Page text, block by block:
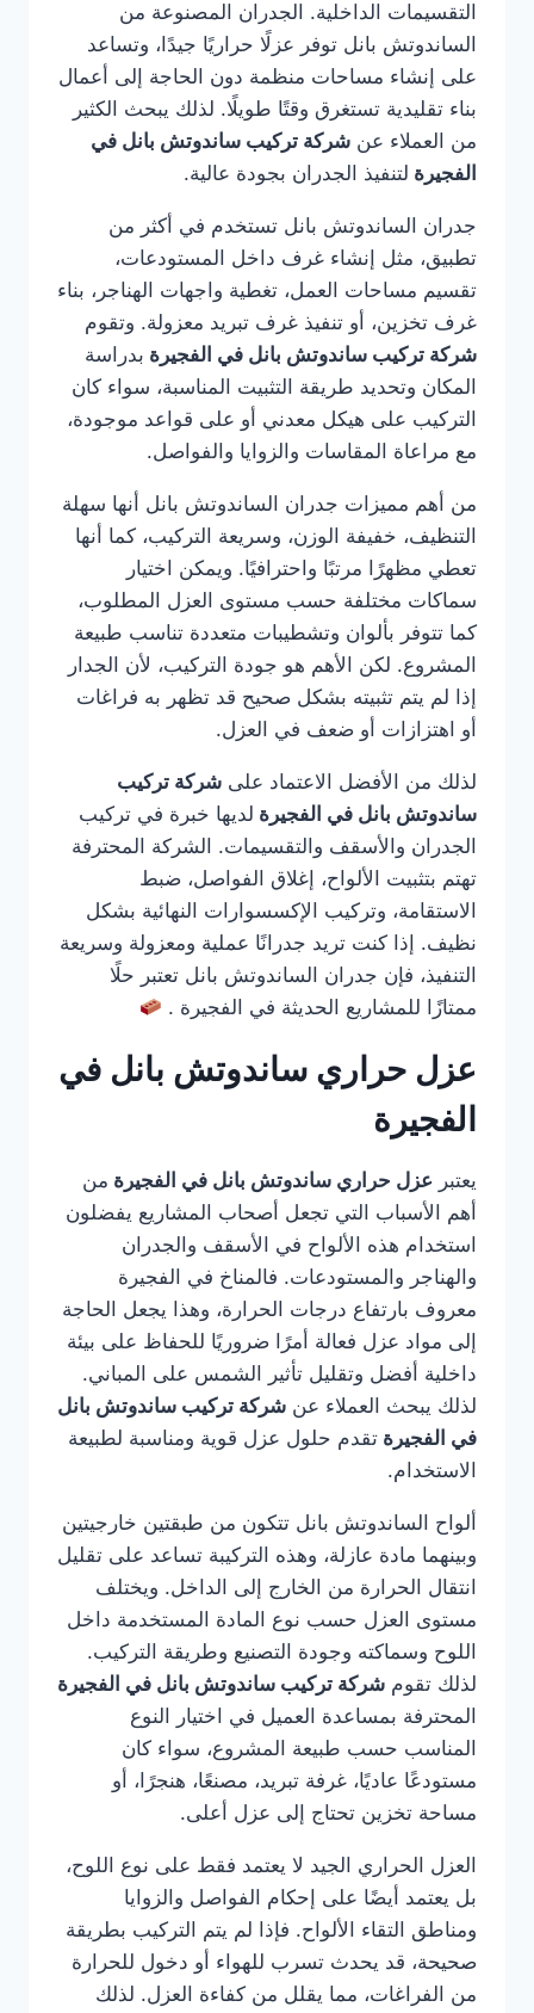
التقسيمات الداخلية. الجدران المصنوعة من
الساندوتش بانل توفر عزلًا حراريًا جيدًا، وتساعد
على إنشاء مساحات منظمة دون الحاجة إلى أعمال
بناء تقليدية تستغرق وقتًا طويلًا. لذلك يبحث الكثير
من العملاء عن شركة تركيب ساندوتش بانل في
الفجيرة لتنفيذ الجدران بجودة عالية.
جدران الساندوتش بانل تستخدم في أكثر من
تطبيق، مثل إنشاء غرف داخل المستودعات،
تقسيم مساحات العمل، تغطية واجهات الهناجر، بناء
غرف تخزين، أو تنفيذ غرف تبريد معزولة. وتقوم
شركة تركيب ساندوتش بانل في الفجيرة بدراسة
المكان وتحديد طريقة التثبيت المناسبة، سواء كان
التركيب على هيكل معدني أو على قواعد موجودة،
مع مراعاة المقاسات والزوايا والفواصل.
من أهم مميزات جدران الساندوتش بانل أنها سهلة
التنظيف، خفيفة الوزن، وسريعة التركيب، كما أنها
تعطي مظهرًا مرتبًا واحترافيًا. ويمكن اختيار
سماكات مختلفة حسب مستوى العزل المطلوب،
كما تتوفر بألوان وتشطيبات متعددة تناسب طبيعة
المشروع. لكن الأهم هو جودة التركيب، لأن الجدار
إذا لم يتم تثبيته بشكل صحيح قد تظهر به فراغات
أو اهتزازات أو ضعف في العزل.
لذلك من الأفضل الاعتماد على شركة تركيب
ساندوتش بانل في الفجيرة لديها خبرة في تركيب
الجدران والأسقف والتقسيمات. الشركة المحترفة
تهتم بتثبيت الألواح، إغلاق الفواصل، ضبط
الاستقامة، وتركيب الإكسسوارات النهائية بشكل
نظيف. إذا كنت تريد جدرانًا عملية ومعزولة وسريعة
التنفيذ، فإن جدران الساندوتش بانل تعتبر حلًا
ممتازًا للمشاريع الحديثة في الفجيرة .
عزل حراري ساندوتش بانل في
الفجيرة
يعتبر عزل حراري ساندوتش بانل في الفجيرة من
أهم الأسباب التي تجعل أصحاب المشاريع يفضلون
استخدام هذه الألواح في الأسقف والجدران
والهناجر والمستودعات. فالمناخ في الفجيرة
معروف بارتفاع درجات الحرارة، وهذا يجعل الحاجة
إلى مواد عزل فعالة أمرًا ضروريًا للحفاظ على بيئة
داخلية أفضل وتقليل تأثير الشمس على المباني.
لذلك يبحث العملاء عن شركة تركيب ساندوتش بانل
في الفجيرة تقدم حلول عزل قوية ومناسبة لطبيعة
الاستخدام.
ألواح الساندوتش بانل تتكون من طبقتين خارجيتين
وبينهما مادة عازلة، وهذه التركيبة تساعد على تقليل
انتقال الحرارة من الخارج إلى الداخل. ويختلف
مستوى العزل حسب نوع المادة المستخدمة داخل
اللوح وسماكته وجودة التصنيع وطريقة التركيب.
لذلك تقوم شركة تركيب ساندوتش بانل في الفجيرة
المحترفة بمساعدة العميل في اختيار النوع
المناسب حسب طبيعة المشروع، سواء كان
مستودعًا عاديًا، غرفة تبريد، مصنعًا، هنجرًا، أو
مساحة تخزين تحتاج إلى عزل أعلى.
العزل الحراري الجيد لا يعتمد فقط على نوع اللوح،
بل يعتمد أيضًا على إحكام الفواصل والزوايا
ومناطق التقاء الألواح. فإذا لم يتم التركيب بطريقة
صحيحة، قد يحدث تسرب للهواء أو دخول للحرارة
من الفراغات، مما يقلل من كفاءة العزل. لذلك